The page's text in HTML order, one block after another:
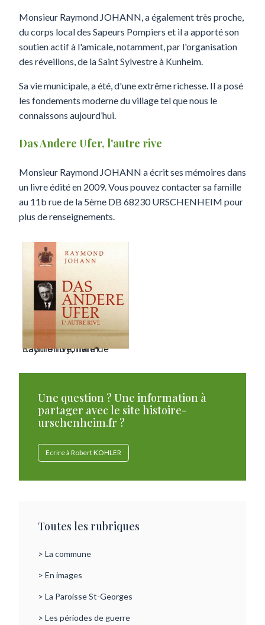
Monsieur Raymond JOHANN, a également très proche,
du corps local des Sapeurs Pompiers et il a apporté son
soutien actif à l'amicale, notamment, par l'organisation
des réveillons, de la Saint Sylvestre à Kunheim.
Sa vie municipale, a été, d'une extrême richesse. Il a posé
les fondements moderne du village tel que nous le
connaissons aujourd’hui.
Das Andere Ufer, l'autre rive
Monsieur Raymond JOHANN a écrit ses mémoires dans
un livre édité en 2009. Vous pouvez contacter sa famille
au 11b rue de la 5ème DB 68230 URSCHENHEIM pour
plus de renseignements.
L'autre rive, livre de Raymond Johann
Une question ? Une information à
partager avec le site histoire-
urschenheim.fr ?
Ecrire à Robert KOHLER
Toutes les rubriques
> La commune
> En images
> La Paroisse St-Georges
> Les périodes de guerre